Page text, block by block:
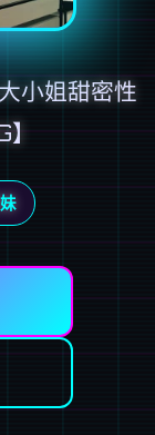
小姐甜密性